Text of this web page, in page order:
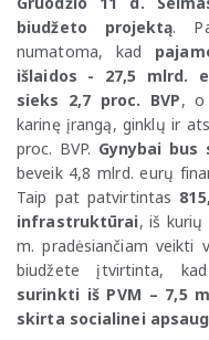
biudžeto projektą.
numatoma, kad
išlaidos - 27,5 mlrd.
sieks 2,7 proc. BVP, o
karinę įrangą, ginklų ir
proc. BVP. Gynybai bus
beveik 4,8 mlrd. eurų
Taip pat patvirtintas
infrastruktūrai, iš kurių
m. pradėsiančiam veikti
biudžete įtvirtinta,
surinkti iš PVM – 7,5
skirta socialinei